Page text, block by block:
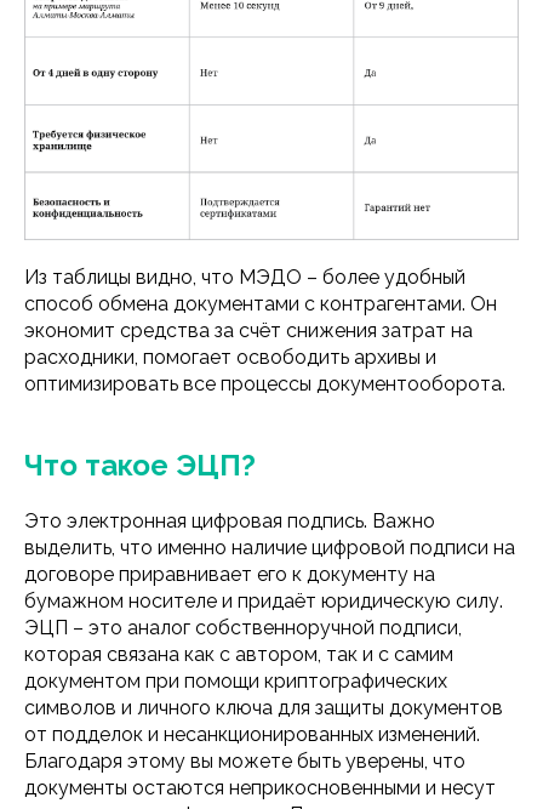
Из таблицы видно, что МЭДО – более удобный
способ обмена документами с контрагентами. Он
экономит средства за счёт снижения затрат на
расходники, помогает освободить архивы и
оптимизировать все процессы документооборота.
Что такое ЭЦП?
Это электронная цифровая подпись. Важно
выделить, что именно наличие цифровой подписи на
договоре приравнивает его к документу на
бумажном носителе и придаёт юридическую силу.
ЭЦП – это аналог собственноручной подписи,
которая связана как с автором, так и с самим
документом при помощи криптографических
символов и личного ключа для защиты документов
от подделок и несанкционированных изменений.
Благодаря этому вы можете быть уверены, что
документы остаются неприкосновенными и несут